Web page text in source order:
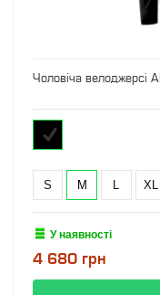
Чоловіча велоджерсі
S M L XL
У наявності
4 680 грн